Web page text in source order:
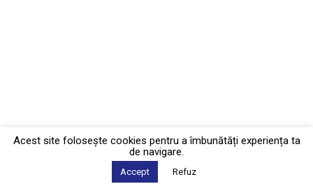
Acest site foloseşte cookies pentru a îmbunătăți experiența ta
de navigare.
Accept Refuz